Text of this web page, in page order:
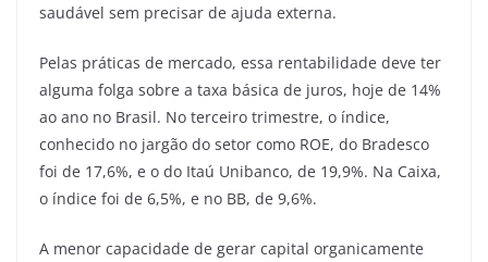
saudável sem precisar de ajuda externa.
Pelas práticas de mercado, essa rentabilidade deve ter
alguma folga sobre a taxa básica de juros, hoje de 14%
ao ano no Brasil. No terceiro trimestre, o índice,
conhecido no jargão do setor como ROE, do Bradesco
foi de 17,6%, e o do Itaú Unibanco, de 19,9%. Na Caixa,
o índice foi de 6,5%, e no BB, de 9,6%.
A menor capacidade de gerar capital organicamente